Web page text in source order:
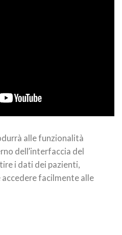
alle funzionalità
dell’interfaccia del
i dati dei pazienti,
facilmente alle